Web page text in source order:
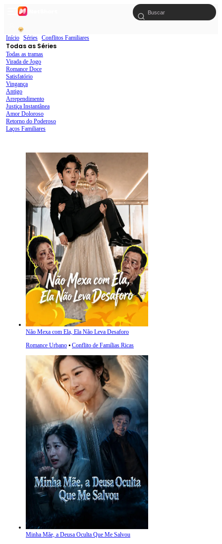
Início Séries Conflitos Familiares
Todas as Séries
Todas as tramas
Virada de Jogo
Romance Doce
Satisfatório
Vingança
Antigo
Arrependimento
Justiça Instantânea
Amor Doloroso
Retorno do Poderoso
Laços Familiares
Não Mexa com Ela, Ela Não Leva Desaforo
Romance Urbano ⦁ Conflito de Famílias Ricas
Minha Mãe, a Deusa Oculta Que Me Salvou